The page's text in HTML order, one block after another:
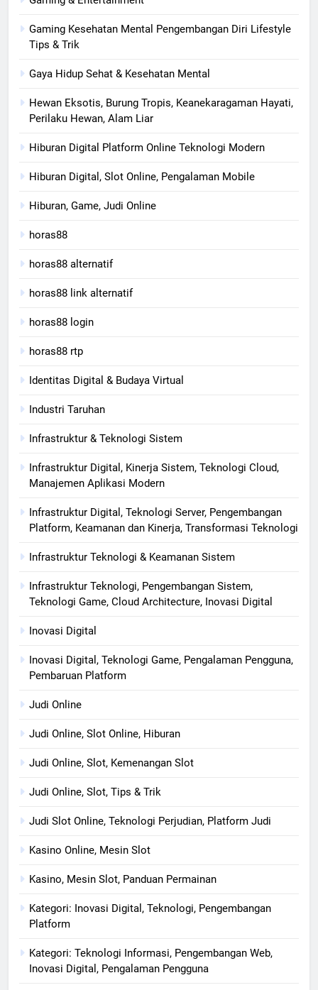
Gaming Kesehatan Mental Pengembangan Diri Lifestyle
Tips & Trik
Gaya Hidup Sehat & Kesehatan Mental
Hewan Eksotis, Burung Tropis, Keanekaragaman Hayati,
Perilaku Hewan, Alam Liar
Hiburan Digital Platform Online Teknologi Modern
Hiburan Digital, Slot Online, Pengalaman Mobile
Hiburan, Game, Judi Online
horas88
horas88 alternatif
horas88 link alternatif
horas88 login
horas88 rtp
Identitas Digital & Budaya Virtual
Industri Taruhan
Infrastruktur & Teknologi Sistem
Infrastruktur Digital, Kinerja Sistem, Teknologi Cloud,
Manajemen Aplikasi Modern
Infrastruktur Digital, Teknologi Server, Pengembangan
Platform, Keamanan dan Kinerja, Transformasi Teknologi
Infrastruktur Teknologi & Keamanan Sistem
Infrastruktur Teknologi, Pengembangan Sistem,
Teknologi Game, Cloud Architecture, Inovasi Digital
Inovasi Digital
Inovasi Digital, Teknologi Game, Pengalaman Pengguna,
Pembaruan Platform
Judi Online
Judi Online, Slot Online, Hiburan
Judi Online, Slot, Kemenangan Slot
Judi Online, Slot, Tips & Trik
Judi Slot Online, Teknologi Perjudian, Platform Judi
Kasino Online, Mesin Slot
Kasino, Mesin Slot, Panduan Permainan
Kategori: Inovasi Digital, Teknologi, Pengembangan
Platform
Kategori: Teknologi Informasi, Pengembangan Web,
Inovasi Digital, Pengalaman Pengguna